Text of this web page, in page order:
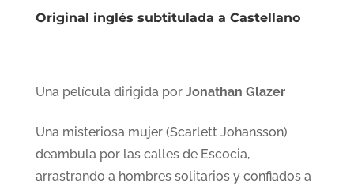
Original inglés subtitulada a Castellano
Una película dirigida por Jonathan Glazer
Una misteriosa mujer (Scarlett Johansson)
deambula por las calles de Escocia,
arrastrando a hombres solitarios y confiados a